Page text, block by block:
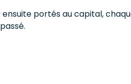
portés au capital,